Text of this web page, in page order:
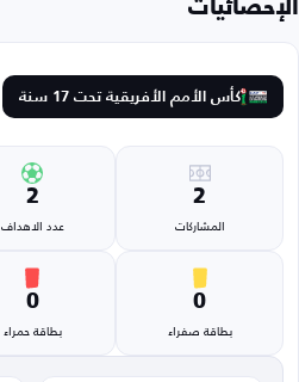
الإحصائيات
كأس الأمم الأفريقية تحت 17 سنة
2
المشاركات
2
عدد الاهداف
0
بطاقة صفراء
0
بطاقة حمراء